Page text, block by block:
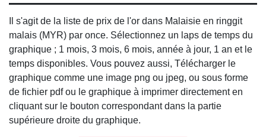
Il s'agit de la liste de prix de l'or dans Malaisie en ringgit
malais (MYR) par once. Sélectionnez un laps de temps du
graphique ; 1 mois, 3 mois, 6 mois, année à jour, 1 an et le
temps disponibles. Vous pouvez aussi, Télécharger le
graphique comme une image png ou jpeg, ou sous forme
de fichier pdf ou le graphique à imprimer directement en
cliquant sur le bouton correspondant dans la partie
supérieure droite du graphique.